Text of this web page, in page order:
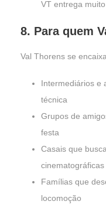
VT entrega
8. Para quem
Val Thorens se
Intermediários e
técnica
Grupos de
festa
Casais que
cinematográficas
Famílias que
locomoção